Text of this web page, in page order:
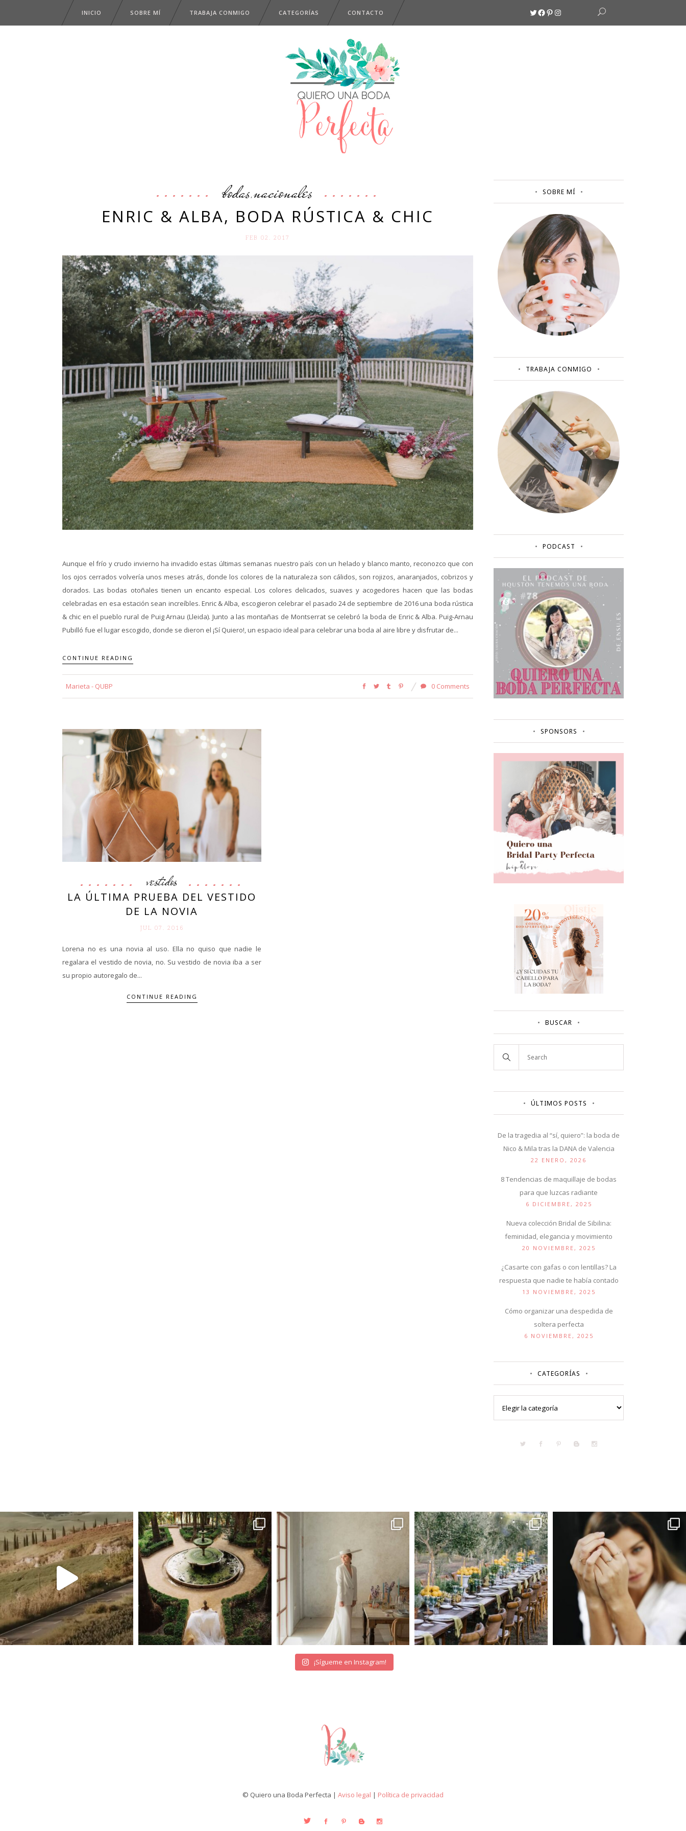
INICIO SOBRE MÍ TRABAJA CONMIGO CATEGORÍAS CONTACTO Twitter
Facebook
Pinterest
Instagram
bodas,nacionales
ENRIC & ALBA, BODA RÚSTICA & CHIC
FEB 02. 2017
Aunque el frío y crudo invierno ha invadido estas últimas semanas nuestro país con un helado y blanco manto, reconozco que con
los ojos cerrados volvería unos meses atrás, donde los colores de la naturaleza son cálidos, son rojizos, anaranjados, cobrizos y
dorados. Las bodas otoñales tienen un encanto especial. Los colores delicados, suaves y acogedores hacen que las bodas
celebradas en esa estación sean increíbles. Enric & Alba, escogieron celebrar el pasado 24 de septiembre de 2016 una boda rústica
& chic en el pueblo rural de Puig Arnau (Lleida). Junto a las montañas de Montserrat se celebró la boda de Enric & Alba. Puig-Arnau
Pubilló fue el lugar escogido, donde se dieron el ¡Sí Quiero!, un espacio ideal para celebrar una boda al aire libre y disfrutar de...
CONTINUE READING
Marieta - QUBP 0 Comments
vestidos
LA ÚLTIMA PRUEBA DEL VESTIDO
DE LA NOVIA
JUL 07. 2016
Lorena no es una novia al uso. Ella no quiso que nadie le
regalara el vestido de novia, no. Su vestido de novia iba a ser
su propio autoregalo de...
CONTINUE READING
SOBRE MÍ
TRABAJA CONMIGO
PODCAST
SPONSORS
BUSCAR
ÚLTIMOS POSTS
De la tragedia al “sí, quiero”: la boda de
Nico & Mila tras la DANA de Valencia
22 ENERO, 2026
8 Tendencias de maquillaje de bodas
para que luzcas radiante
6 DICIEMBRE, 2025
Nueva colección Bridal de Sibilina:
feminidad, elegancia y movimiento
20 NOVIEMBRE, 2025
¿Casarte con gafas o con lentillas? La
respuesta que nadie te había contado
13 NOVIEMBRE, 2025
Cómo organizar una despedida de
soltera perfecta
6 NOVIEMBRE, 2025
CATEGORÍAS
¡Sígueme en Instagram!
© Quiero una Boda Perfecta | Aviso legal | Política de privacidad